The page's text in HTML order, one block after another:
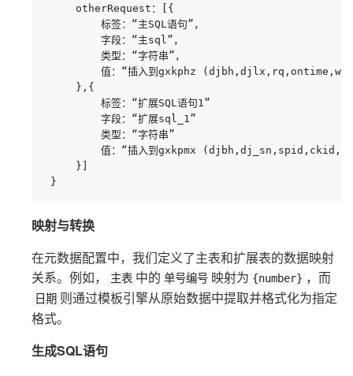
     otherRequest：[{
         标签：“主SQL语句”，
         字段：“主sql”，
         类型：“字符串”，
值：“插入到gxkphz
     },{
         标签：“扩展SQL语句1”
         字段：“扩展sql_1”
         类型：“字符串”
值：“插入到gxkpmx
     }]
}
映射与转换
在元数据配置中，我们定义了主表和扩展表的数据映射
关系。例如，
主表 中的 单号编号 映射为 {number} ，而
日期 则通过模板引擎从原始数据中提取并格式化为指定
格式。
生成SQL语句